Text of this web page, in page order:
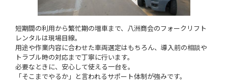
短期間の利用から繁忙期の増車まで、八洲商会のフォークリフト
レンタルは現場目線。
用途や作業内容に合わせた車両選定はもちろん、導入前の相談や
トラブル時の対応まで丁寧に行います。
必要なときに、安心して使える一台を。
「そこまでやるか」と言われるサポート体制が強みです。